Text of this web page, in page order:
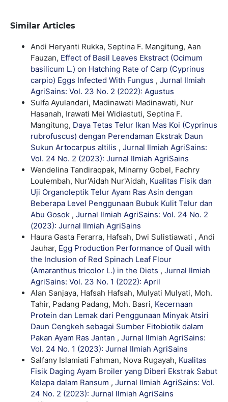
Similar Articles
Andi Heryanti Rukka, Septina F. Mangitung, Aan
Fauzan, Effect of Basil Leaves Ekstract (Ocimum
basilicum L.) on Hatching Rate of Carp (Cyprinus
carpio) Eggs Infected With Fungus , Jurnal Ilmiah
AgriSains: Vol. 23 No. 2 (2022): Agustus
Sulfa Ayulandari, Madinawati Madinawati, Nur
Hasanah, Irawati Mei Widiastuti, Septina F.
Mangitung, Daya Tetas Telur Ikan Mas Koi (Cyprinus
rubrofuscus) dengan Perendaman Ekstrak Daun
Sukun Artocarpus altilis , Jurnal Ilmiah AgriSains:
Vol. 24 No. 2 (2023): Jurnal Ilmiah AgriSains
Wendelina Tandiraqpak, Minarny Gobel, Fachry
Loulembah, Nur'Aidah Nur'Aidah, Kualitas Fisik dan
Uji Organoleptik Telur Ayam Ras Asin dengan
Beberapa Level Penggunaan Bubuk Kulit Telur dan
Abu Gosok , Jurnal Ilmiah AgriSains: Vol. 24 No. 2
(2023): Jurnal Ilmiah AgriSains
Haura Gasta Ferarra, Hafsah, Dwi Sulistiawati , Andi
Jauhar, Egg Production Performance of Quail with
the Inclusion of Red Spinach Leaf Flour
(Amaranthus tricolor L.) in the Diets , Jurnal Ilmiah
AgriSains: Vol. 23 No. 1 (2022): April
Alan Sanjaya, Hafsah Hafsah, Mulyati Mulyati, Moh.
Tahir, Padang Padang, Moh. Basri, Kecernaan
Protein dan Lemak dari Penggunaan Minyak Atsiri
Daun Cengkeh sebagai Sumber Fitobiotik dalam
Pakan Ayam Ras Jantan , Jurnal Ilmiah AgriSains:
Vol. 24 No. 1 (2023): Jurnal Ilmiah AgriSains
Salfany Islamiati Fahman, Nova Rugayah, Kualitas
Fisik Daging Ayam Broiler yang Diberi Ekstrak Sabut
Kelapa dalam Ransum , Jurnal Ilmiah AgriSains: Vol.
24 No. 2 (2023): Jurnal Ilmiah AgriSains